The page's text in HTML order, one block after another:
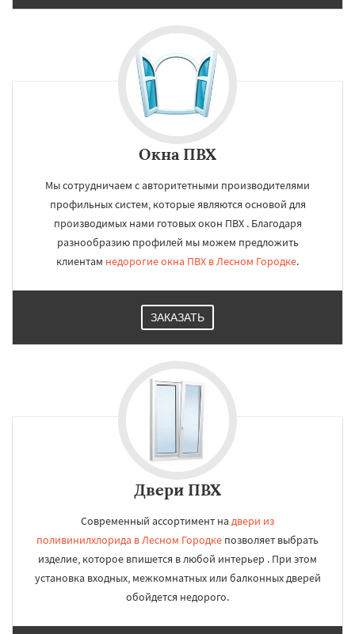
Окна ПВХ
Мы сотрудничаем с авторитетными производителями
профильных систем, которые являются основой для
производимых нами готовых окон ПВХ . Благодаря
разнообразию профилей мы можем предложить
клиентам недорогие окна ПВХ в Лесном Городке.
ЗАКАЗАТЬ
Двери ПВХ
Современный ассортимент на двери из
поливинилхлорида в Лесном Городке позволяет выбрать
изделие, которое впишется в любой интерьер . При этом
установка входных, межкомнатных или балконных дверей
обойдется недорого.